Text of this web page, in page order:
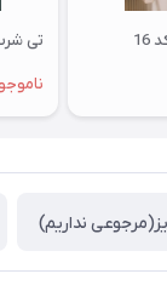
تی شرت
نداریم)